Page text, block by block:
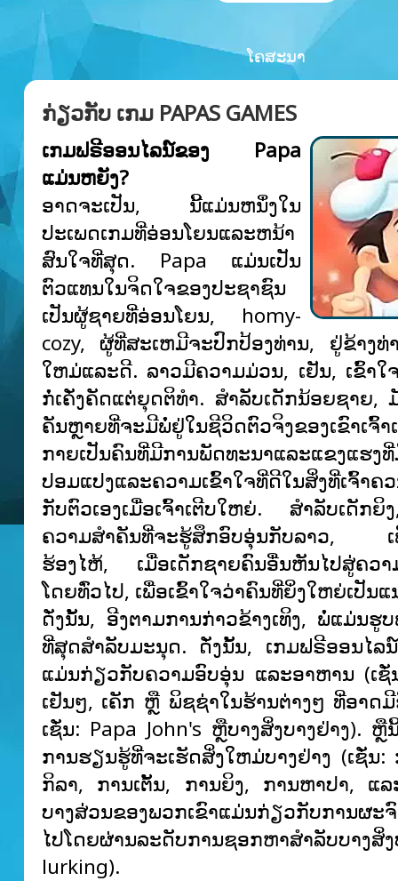
ໂຄສະນາ
ກ່ຽວກັບ ເກມ PAPAS GAMES
ເກມຟຣີອອນໄລນ໌ຂອງ Papa
ແມ່ນຫຍັງ?
ອາດຈະເປັນ, ນີ້ແມ່ນຫນຶ່ງໃນ
ປະເພດເກມທີ່ອ່ອນໂຍນແລະຫນ້າ
ສົນໃຈທີ່ສຸດ. Papa ແມ່ນເປັນ
ຕົວແທນໃນຈິດໃຈຂອງປະຊາຊົນ
ເປັນຜູ້ຊາຍທີ່ອ່ອນໂຍນ, homy-
cozy, ຜູ້ທີ່ສະເຫມີຈະປົກປ້ອງທ່ານ, ຢູ່ຂ້າງ
ໃຫມ່ແລະດີ. ລາວມີຄວາມມ່ວນ, ເຢັນ, ເຂົ້າໃ
ກໍ່ເຄັ່ງຄັດແຕ່ຍຸດຕິທໍາ. ສໍາລັບເດັກນ້ອຍຊາຍ,
ຄັນຫຼາຍທີ່ຈະມີພໍ່ຢູ່ໃນຊີວິດຕົວຈິງຂອງເຂົາເຈົ້າ
ກາຍເປັນຄົນທີ່ມີການພັດທະນາແລະແຂງແຮງ
ປອມແປງແລະຄວາມເຂົ້າໃຈທີ່ດີໃນສິ່ງທີ່ເຈົ້າຄ
ກັບຕົວເອງເມື່ອເຈົ້າເຕີບໃຫຍ່. ສໍາລັບເດັກ
ຄວາມສໍາຄັນທີ່ຈະຮູ້ສຶກອົບອຸ່ນກັບລາວ, ເ
ຮ້ອງໄຫ້, ເມື່ອເດັກຊາຍຄົນອື່ນຫັນໄປສູ່ຄວາ
ໂດຍທົ່ວໄປ, ເພື່ອເຂົ້າໃຈວ່າຄົນທີ່ຍິ່ງໃຫຍ່ເປັນ
ດັ່ງ​ນັ້ນ, ອີງ​ຕາມ​ການ​ກ່າວ​ຂ້າງ​ເທິງ​, ພໍ່​ແມ່ນ​ຮູ
ທີ່​ສຸດ​ສໍາ​ລັບ​ມະ​ນຸດ​. ດັ່ງນັ້ນ, ເກມຟຣີອອນໄລ
ແມ່ນກ່ຽວກັບຄວາມອົບອຸ່ນ ແລະອາຫານ (ເຊັ່
ເຢັນໆ, ເຄັກ ຫຼື ພິຊຊ່າໃນຮ້ານຕ່າງໆ ທີ່ອາດ
ເຊັ່ນ: Papa John's ຫຼືບາງສິ່ງບາງຢ່າງ). ຫຼື
ການຮຽນຮູ້ທີ່ຈະເຮັດສິ່ງໃຫມ່ບາງຢ່າງ (ເຊັ່ນ:
ກິລາ, ການເຕັ້ນ, ການຍິງ, ການຫາປາ, ແລ
ບາງສ່ວນຂອງພວກເຂົາແມ່ນກ່ຽວກັບການຜະ
ໄປໂດຍຜ່ານລະດັບການຊອກຫາສໍາລັບບາງສິ່
lurking).